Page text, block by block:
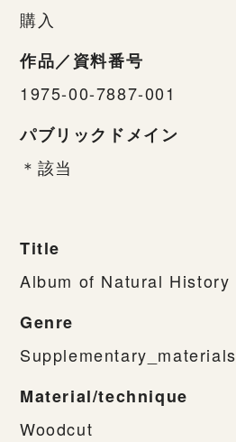
購入
作品／資料番号
1975-00-7887-001
パブリックドメイン
＊該当
Title
Album of Natural History
Genre
Supplementary_materials
Material/technique
Woodcut